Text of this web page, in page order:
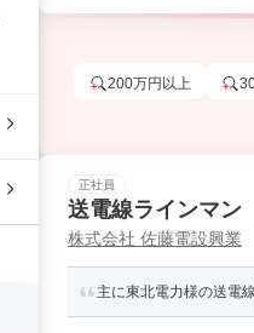
200万円以上
正社員
送電線ラインマ
株式会社 佐藤電設興業
主に東北電力様の送